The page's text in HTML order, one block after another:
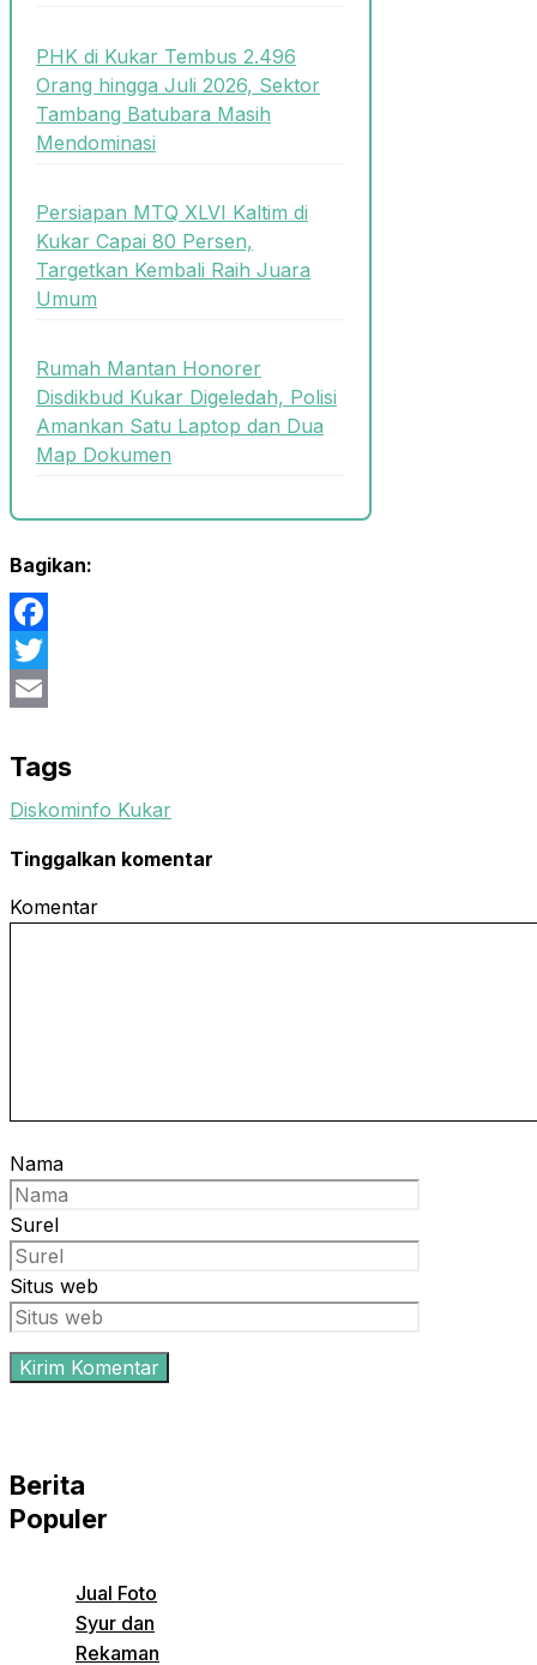
PHK di Kukar Tembus 2.496
Orang hingga Juli 2026, Sektor
Tambang Batubara Masih
Mendominasi
Persiapan MTQ XLVI Kaltim di
Kukar Capai 80 Persen,
Targetkan Kembali Raih Juara
Umum
Rumah Mantan Honorer
Disdikbud Kukar Digeledah, Polisi
Amankan Satu Laptop dan Dua
Map Dokumen
Bagikan:
Facebook
Twitter
Tags
Diskominfo Kukar
Tinggalkan komentar
Komentar
Nama
Surel
Situs web
Berita
Populer
Jual Foto
Syur dan
Rekaman